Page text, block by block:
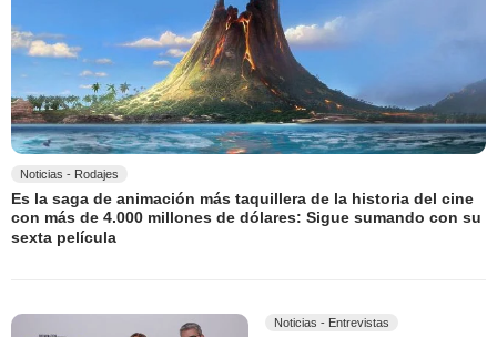
Noticias - Rodajes
Es la saga de animación más taquillera de la historia del cine
con más de 4.000 millones de dólares: Sigue sumando con su
sexta película
Noticias - Entrevistas